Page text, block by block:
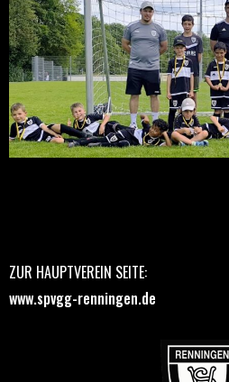
ZUR HAUPTVEREIN SEITE:
www.spvgg-renningen.de